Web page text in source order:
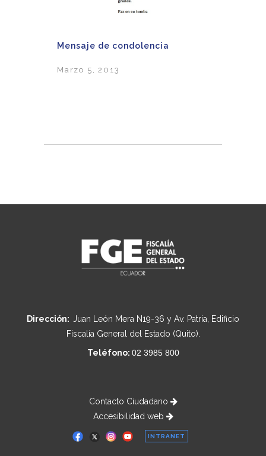
Mensaje de condolencia
Marzo 5, 2013
Dirección: Juan León Mera N19-36 y Av. Patria, Edificio
Fiscalía General del Estado (Quito).
Teléfono: 02 3985 800
Contacto Ciudadano
Accesibilidad web
INTRANET